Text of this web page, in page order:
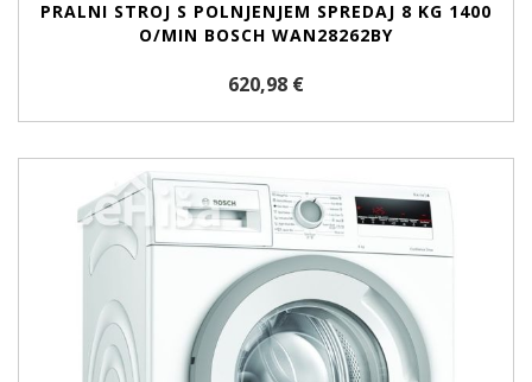
PRALNI STROJ S POLNJENJEM SPREDAJ 8 KG 1400
O/MIN BOSCH WAN28262BY
620,98 €